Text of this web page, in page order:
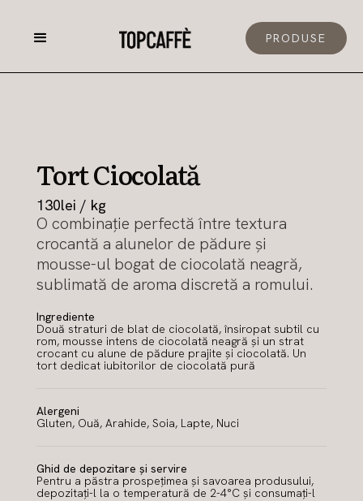
PRODUSE
Tort Ciocolată
130lei / kg
O combinație perfectă între textura
crocantă a alunelor de pădure și
mousse-ul bogat de ciocolată neagră,
sublimată de aroma discretă a romului.
Ingrediente
Două straturi de blat de ciocolată, însiropat subtil cu
rom, mousse intens de ciocolată neagră și un strat
crocant cu alune de pădure prajite și ciocolată. Un
tort dedicat iubitorilor de ciocolată pură
Alergeni
Gluten, Ouă, Arahide, Soia, Lapte, Nuci
Ghid de depozitare și servire
Pentru a păstra prospețimea și savoarea produsului,
depozitați-l la o temperatură de 2-4°C și consumați-l